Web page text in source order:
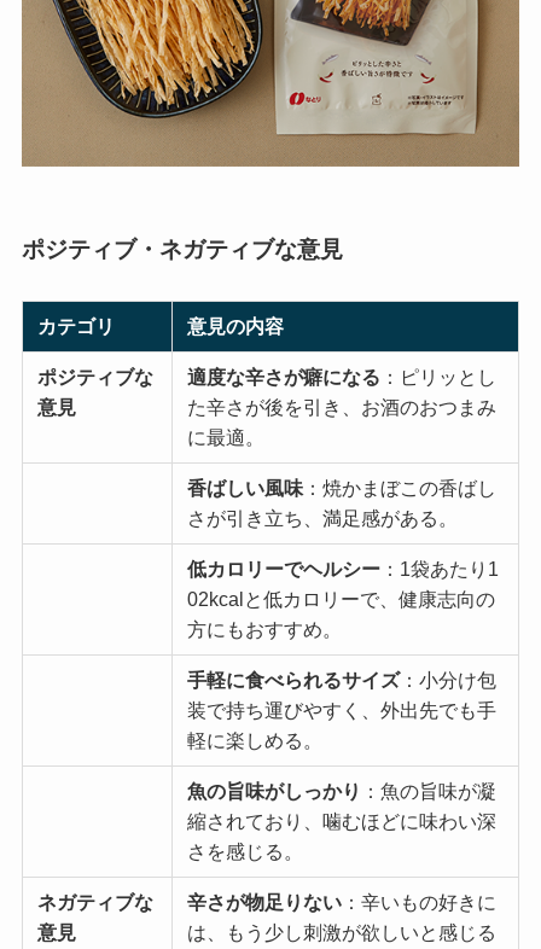
ポジティブ・ネガティブな意見
カテゴリ 意見の内容
ポジティブな
意見
適度な辛さが癖になる ：ピリッとし
た辛さが後を引き、お酒のおつまみ
に最適。
香ばしい風味 ：焼かまぼこの香ばし
さが引き立ち、満足感がある。
低カロリーでヘルシー ：1袋あたり1
02kcalと低カロリーで、健康志向の
方にもおすすめ。
手軽に食べられるサイズ：小分け包
装で持ち運びやすく、外出先でも手
軽に楽しめる。
魚の旨味がしっかり ：魚の旨味が凝
縮されており、噛むほどに味わい深
さを感じる。
ネガティブな
意見
辛さが物足りない ：辛いもの好きに
は、もう少し刺激が欲しいと感じる